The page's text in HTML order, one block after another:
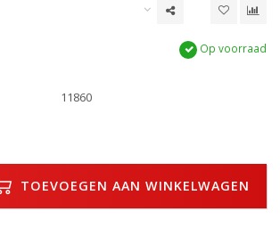
Op voorraad
11860
TOEVOEGEN AAN WINKELWAGEN